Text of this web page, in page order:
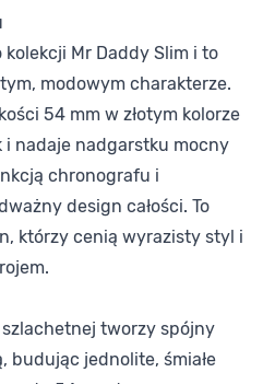
kolekcji Mr Daddy Slim i to
modowym charakterze.
54 mm w złotym kolorze
nadaje nadgarstku mocny
chronografu i
design całości. To
którzy cenią wyrazisty styl i
tworzy spójny
budując jednolite, śmiałe